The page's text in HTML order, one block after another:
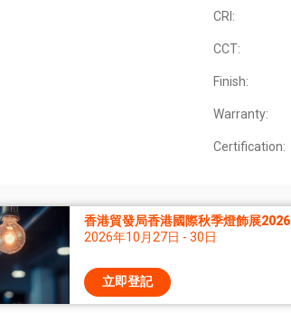
CRI:
CCT:
Finish:
Warranty:
Certification:
香港貿發局香港國際秋季燈飾展2026
2026年10月27日 - 30日
立即登記